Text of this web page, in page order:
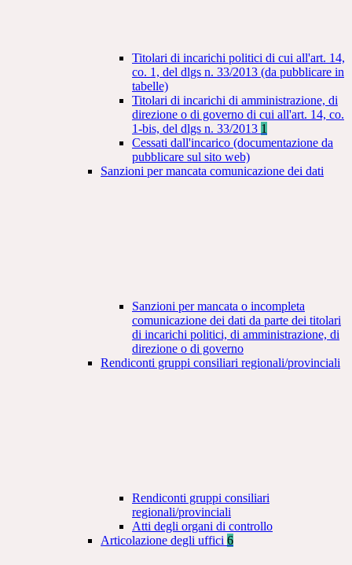
Titolari di incarichi politici di cui all'art. 14,
co. 1, del dlgs n. 33/2013 (da pubblicare in
tabelle)
Titolari di incarichi di amministrazione, di
direzione o di governo di cui all'art. 14, co.
1-bis, del dlgs n. 33/2013 1
Cessati dall'incarico (documentazione da
pubblicare sul sito web)
Sanzioni per mancata comunicazione dei dati
Sanzioni per mancata o incompleta
comunicazione dei dati da parte dei titolari
di incarichi politici, di amministrazione, di
direzione o di governo
Rendiconti gruppi consiliari regionali/provinciali
Rendiconti gruppi consiliari
regionali/provinciali
Atti degli organi di controllo
Articolazione degli uffici 6